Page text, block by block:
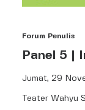
Forum Penulis
Panel 5 |
Jumat, 29
Teater Wahyu